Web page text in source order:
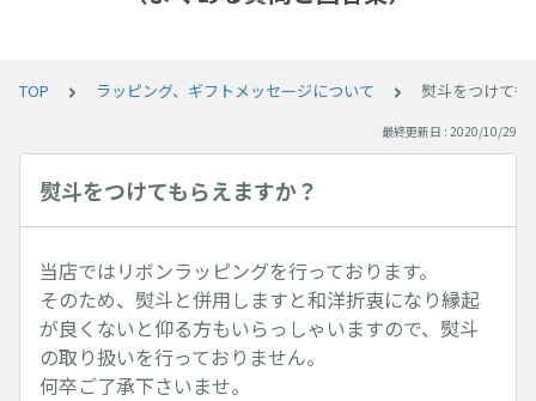
TOP ラッピング、ギフトメッセージについて 熨斗をつけても
最終更新日 : 2020/10/29
熨斗をつけてもらえますか？
当店ではリボンラッピングを行っております。
そのため、熨斗と併用しますと和洋折衷になり縁起
が良くないと仰る方もいらっしゃいますので、熨斗
の取り扱いを行っておりません。
何卒ご了承下さいませ。